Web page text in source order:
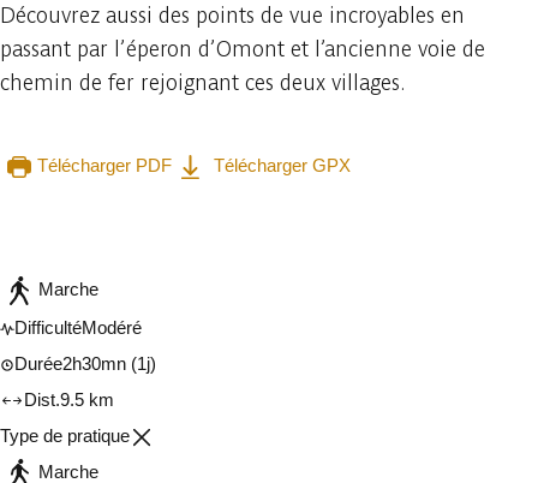
Découvrez aussi des points de vue incroyables en
passant par l’éperon d’Omont et l’ancienne voie de
chemin de fer rejoignant ces deux villages.
Télécharger PDF
Télécharger GPX
Marche
DifficultéModéré
Durée2h30mn (1j)
Dist.9.5 km
Type de pratique
Marche